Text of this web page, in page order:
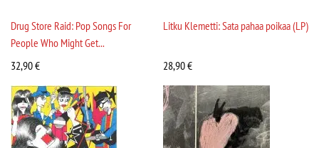
Drug Store Raid: Pop Songs For
People Who Might Get...
32,90€
Litku Klemetti: Sata pahaa poikaa (LP)
28,90€